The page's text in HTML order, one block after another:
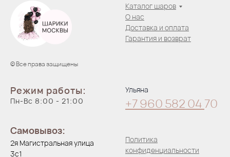
© Все права защищены
Каталог шаров
О нас
Доставка и оплата
Гарантия и возврат
Режим работы:
Пн-Вс 8:00 - 21:00
Самовывоз:
2я Магистральная улица
3с1
Ульяна
+7 960 582 04 70
Политика
конфиденциальности